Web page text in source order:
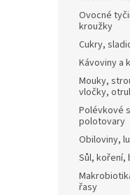
Ovocné
kroužky
Cukry,
Kávoviny a
Mouky,
vločky,
Polévkové
polotovary
Obiloviny,
Sůl, koření,
řasy